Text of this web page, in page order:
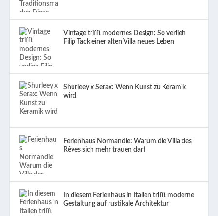
Vintage trifft modernes Design: So verlieh
Filip Tack einer alten Villa neues Leben
Shurleey x Serax: Wenn Kunst zu Keramik
wird
Ferienhaus Normandie: Warum die Villa des
Rêves sich mehr trauen darf
In diesem Ferienhaus in Italien trifft moderne
Gestaltung auf rustikale Architektur